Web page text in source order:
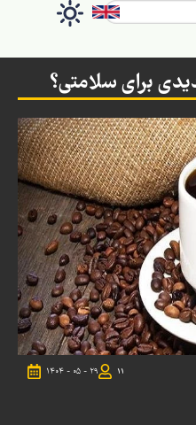
برای سلامتی؟
11 ۱۴۰۴ - ۰۵ - ۲۹